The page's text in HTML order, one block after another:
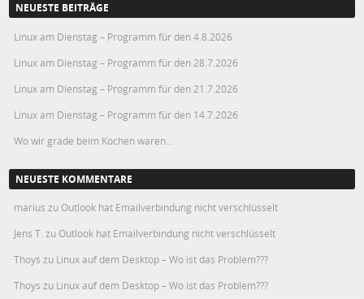
NEUESTE BEITRÄGE
Linux am Dienstag – Programm für den 4.8.2026
Linux am Dienstag – Programm für den 28.7.2026
Linux am Dienstag – Programm für den 21.7.2026
Linux am Dienstag – Programm für den 14.7.2026
Wo wir grade beim Kochen waren…
NEUESTE KOMMENTARE
marius zu Outlook hat Emailverbindung nicht verschlüsselt
Jens T. zu Outlook hat Emailverbindung nicht verschlüsselt
Thoys zu Linux auf dem Desktop – Wo ist das Problem???
Thoys zu Linux auf dem Desktop – Wo ist das Problem???